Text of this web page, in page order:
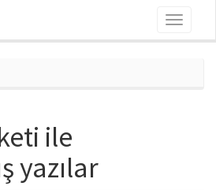
Toggle
ile
yazılar